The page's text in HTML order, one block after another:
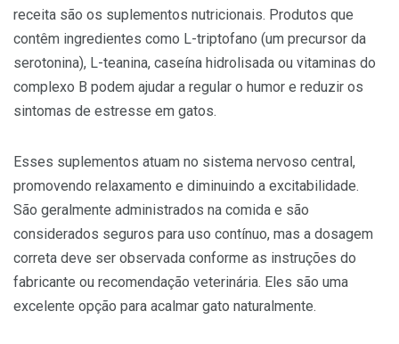
receita são os suplementos nutricionais. Produtos que
contêm ingredientes como L-triptofano (um precursor da
serotonina), L-teanina, caseína hidrolisada ou vitaminas do
complexo B podem ajudar a regular o humor e reduzir os
sintomas de estresse em gatos.
Esses suplementos atuam no sistema nervoso central,
promovendo relaxamento e diminuindo a excitabilidade.
São geralmente administrados na comida e são
considerados seguros para uso contínuo, mas a dosagem
correta deve ser observada conforme as instruções do
fabricante ou recomendação veterinária. Eles são uma
excelente opção para acalmar gato naturalmente.